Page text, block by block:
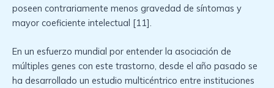
poseen contrariamente menos gravedad de síntomas y
mayor coeficiente intelectual [11].
En un esfuerzo mundial por entender la asociación de
múltiples genes con este trastorno, desde el año pasado se
ha desarrollado un estudio multicéntrico entre instituciones